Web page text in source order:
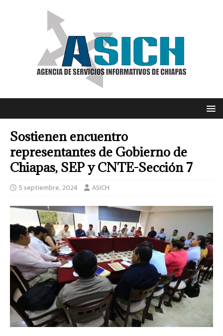
Sostienen encuentro
representantes de Gobierno de
Chiapas, SEP y CNTE-Sección 7
5 septiembre, 2024 ASICH